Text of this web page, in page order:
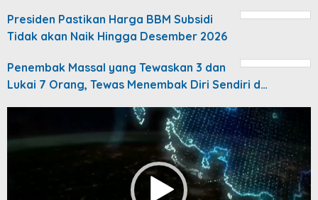
Presiden Pastikan Harga BBM Subsidi
Tidak akan Naik Hingga Desember 2026
Penembak Massal yang Tewaskan 3 dan
Lukai 7 Orang, Tewas Menembak Diri Sendiri d…